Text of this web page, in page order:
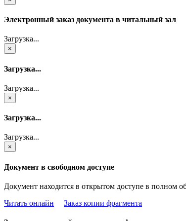
Электронный заказ документа в читальный зал
Загрузка...
×
Загрузка...
Загрузка...
×
Загрузка...
Загрузка...
×
Документ в свободном доступе
Документ находится в открытом доступе в полном
Читать онлайн
Заказ копии фрагмента